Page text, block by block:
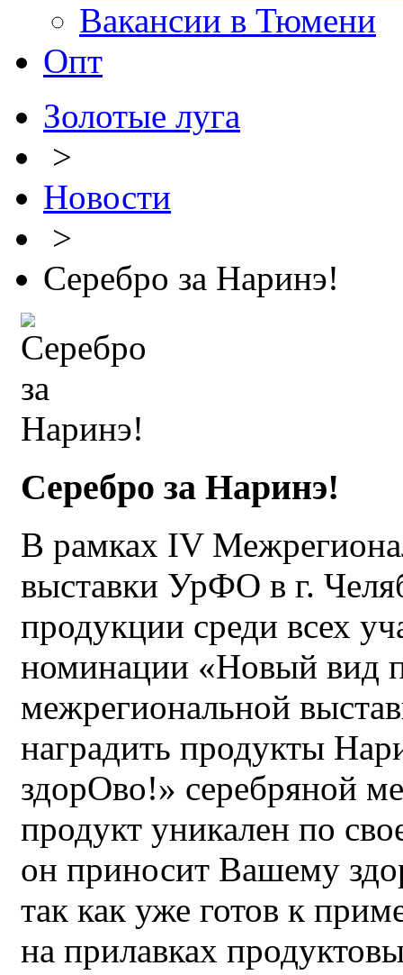
Вакансии в Тюмени
Опт
Золотые луга
>
Новости
>
Серебро за Наринэ!
Серебро за Наринэ!
В рамках IV
выставки УрФО в г.
продукции среди всех
номинации «Новый вид
межрегиональной
наградить продукты
здорОво!» серебряной
продукт уникален по
он приносит Вашему
так как уже готов к
на прилавках